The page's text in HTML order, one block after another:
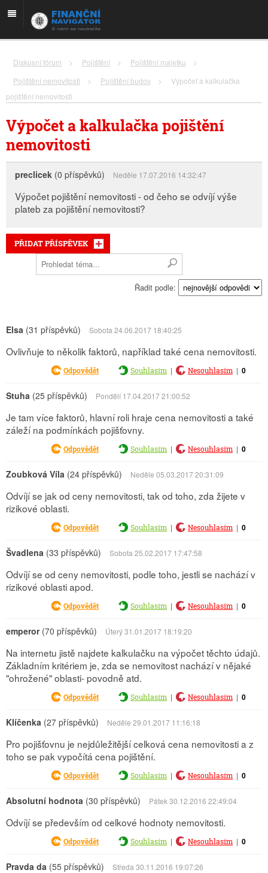
Diskusní fórum > Pojištění > Pojištění majetku
>
Pojištění nemovitosti
> Pojištění budov >
Výpočet a kalkulačka
pojištění nemovitosti
Výpočet a kalkulačka pojištění
nemovitosti
preclicek (0 příspěvků) Neděle 17.07.2016 14:32:47
Výpočet pojištění nemovitosti - od čeho se odvíjí výše
plateb za pojištění nemovitosti?
PŘIDAT PŘÍSPĚVEK
Řadit podle:
Elsa (31 příspěvků) Sobota 24.06.2017 18:40:25
Ovlivňuje to několik faktorů, například také cena nemovitosti.
Odpovědět Souhlasím | Nesouhlasím | 0
Stuha (25 příspěvků) Pondělí 17.04.2017 21:00:52
Je tam více faktorů, hlavní roli hraje cena nemovitosti a také
záleží na podmínkách pojišťovny.
Odpovědět Souhlasím | Nesouhlasím | 0
Zoubková Víla (24 příspěvků) Neděle 05.03.2017 20:31:09
Odvíjí se jak od ceny nemovitosti, tak od toho, zda žijete v
rizikové oblasti.
Odpovědět Souhlasím | Nesouhlasím | 0
Švadlena (33 příspěvků) Sobota 25.02.2017 17:47:58
Odvíjí se od ceny nemovitosti, podle toho, jestli se nachází v
rizikové oblasti apod.
Odpovědět Souhlasím | Nesouhlasím | 0
emperor(70 příspěvků) Úterý 31.01.2017 18:19:20
Na internetu jistě najdete kalkulačku na výpočet těchto údajů.
Základním kritériem je, zda se nemovitost nachází v nějaké
"ohrožené" oblasti- povodně atd.
Odpovědět Souhlasím | Nesouhlasím | 0
Klíčenka (27 příspěvků) Neděle 29.01.2017 11:16:18
Pro pojišťovnu je nejdůležitější celková cena nemovitosti a z
toho se pak vypočítá cena pojištění.
Odpovědět Souhlasím | Nesouhlasím | 0
Absolutní hodnota (30 příspěvků) Pátek 30.12.2016 22:49:04
Odvíjí se především od celkové hodnoty nemovitosti.
Odpovědět Souhlasím | Nesouhlasím | 0
Pravda da (55 příspěvků) Středa 30.11.2016 19:07:26